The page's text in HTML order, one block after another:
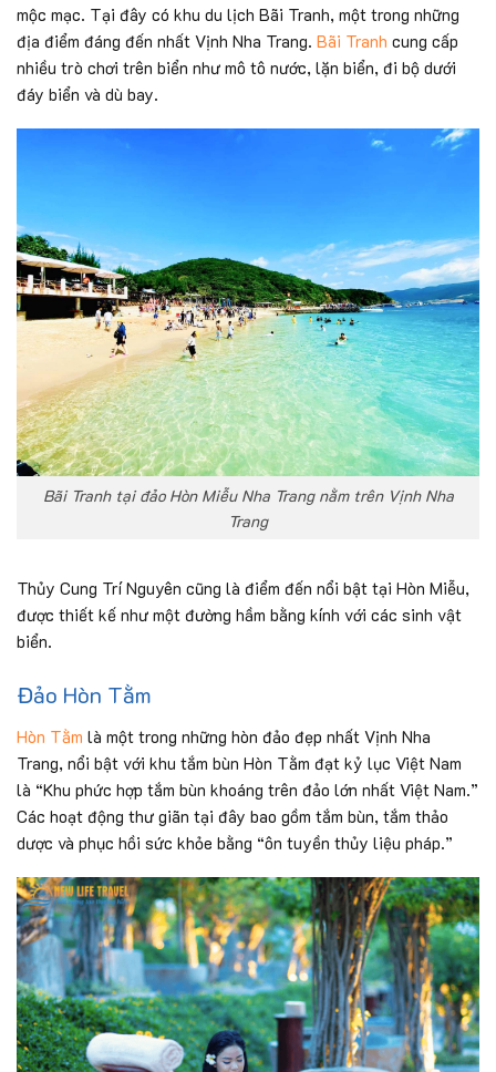
mộc mạc. Tại đây có khu du lịch Bãi Tranh, một trong những
địa điểm đáng đến nhất Vịnh Nha Trang. Bãi Tranh cung cấp
nhiều trò chơi trên biển như mô tô nước, lặn biển, đi bộ dưới
đáy biển và dù bay.
Bãi Tranh tại đảo Hòn Miễu Nha Trang nằm trên Vịnh Nha
Trang
Thủy Cung Trí Nguyên cũng là điểm đến nổi bật tại Hòn Miễu,
được thiết kế như một đường hầm bằng kính với các sinh vật
biển.
Đảo Hòn Tằm
Hòn Tằm là một trong những hòn đảo đẹp nhất Vịnh Nha
Trang, nổi bật với khu tắm bùn Hòn Tằm đạt kỷ lục Việt Nam
là “Khu phức hợp tắm bùn khoáng trên đảo lớn nhất Việt Nam.”
Các hoạt động thư giãn tại đây bao gồm tắm bùn, tắm thảo
dược và phục hồi sức khỏe bằng “ôn tuyền thủy liệu pháp.”